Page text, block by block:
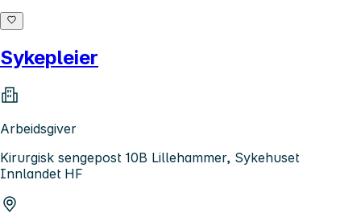
Sykepleier
Arbeidsgiver
Kirurgisk sengepost 10B Lillehammer, Sykehuset
Innlandet HF